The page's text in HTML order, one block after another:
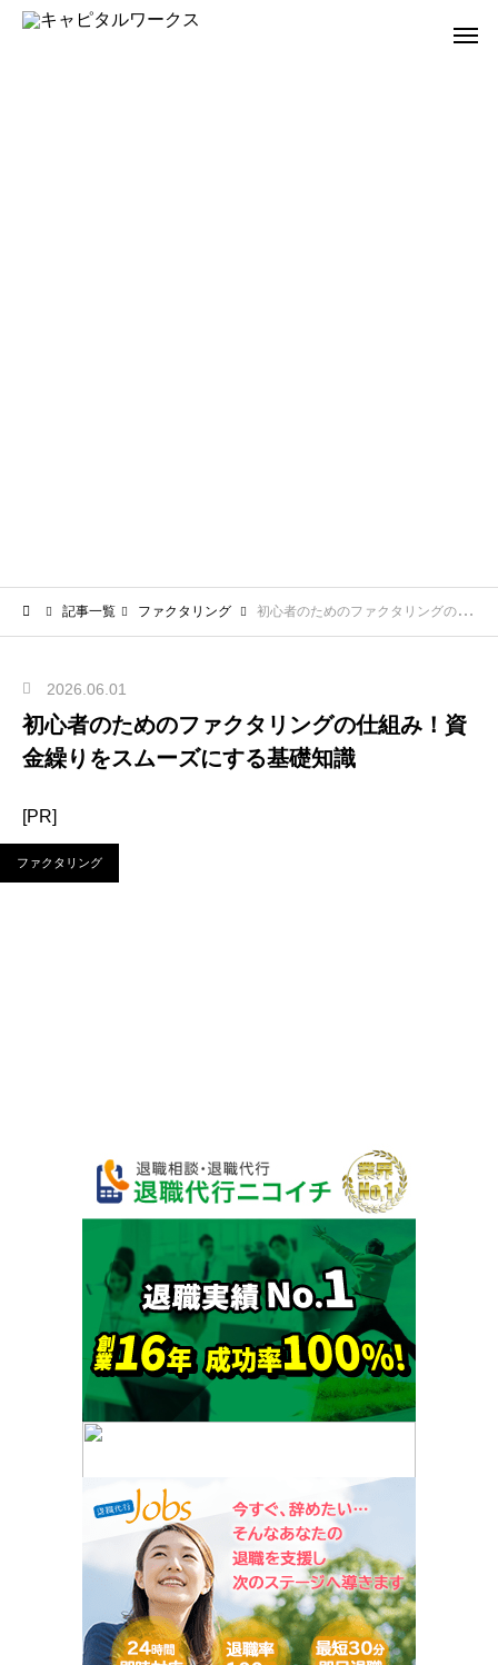
記事一覧 ファクタリング 初心者のためのファクタリングの仕組み！資金繰りをスムーズにする基礎知識
2026.06.01
初心者のためのファクタリングの仕組み！資
金繰りをスムーズにする基礎知識
[PR]
ファクタリング